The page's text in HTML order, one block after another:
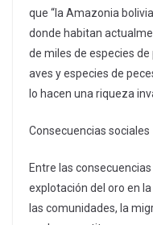
que “la Amazonia
donde habitan
de miles de especies
aves y especies de
lo hacen una riqueza
Consecuencias sociales
Entre las
explotación del oro en
las comunidades, la